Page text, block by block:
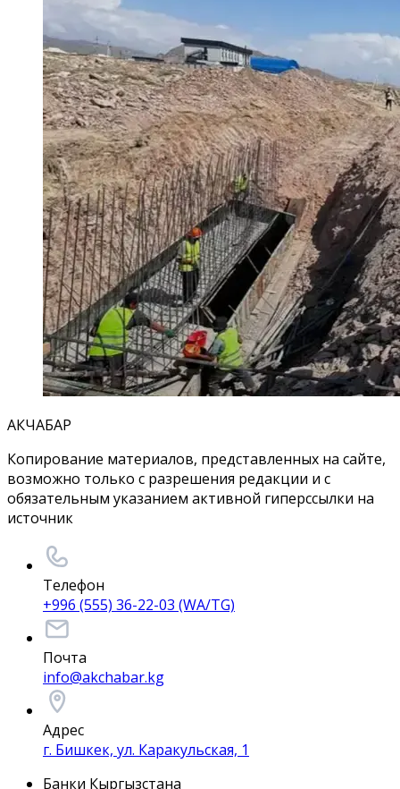
АКЧАБАР
Копирование материалов, представленных на сайте,
возможно только с разрешения редакции и с
обязательным указанием активной гиперссылки на
источник
Телефон
+996 (555) 36-22-03 (WA/TG)
Почта
info@akchabar.kg
Адрес
г. Бишкек, ул. Каракульская, 1
Банки Кыргызстана